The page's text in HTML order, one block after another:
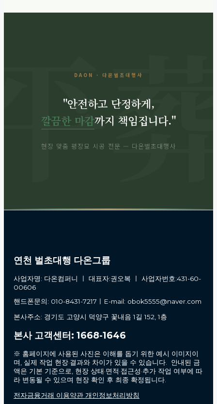
DAON · 다온벌초대행사
"안전하고 단정하게,
깔끔한 마감까지 책임집니다."
현장 맞춤 평장묘 시공 전문 — 다온벌초대행사
연천 벌초대행 다온그룹
사업자명: 다온컴퍼니 ㅣ 대표자:권오복 ㅣ 사업자번호:431-60-
00606
핸드폰문의: 010-8431-7217ㅣE-mail: obok5555@naver.com
본사주소: 경기도 고양시 덕양구 꽃내음 1길 152, 1층
본사 고객센터: 1668-1646
※ 홈페이지에 사용된 사진은 이해를 돕기 위한 예시 이미지이
며, 실제 작업 현장·결과와 차이가 있을 수 있습니다. 안내된 금
액은 기본 기준으로, 현장 상태·면적·접근성·추가 작업 여부에 따
라 변동될 수 있으며 현장 확인 후 최종 확정됩니다.
전자금융거래 이용약관 개인정보처리방침